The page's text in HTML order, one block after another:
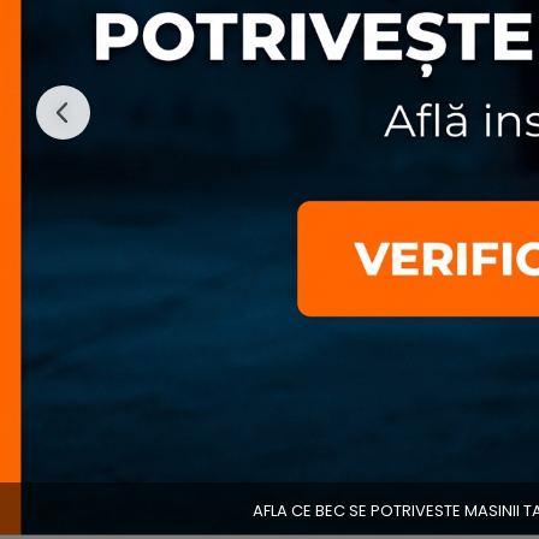
AFLA CE BEC SE POTRIVESTE MASINII